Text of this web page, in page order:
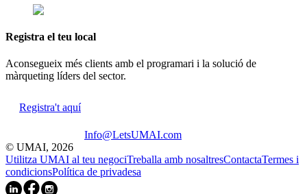
Registra el teu local
Aconsegueix més clients amb el programari i la solució de
màrqueting líders del sector.
Registra't aquí
Info@LetsUMAI.com
© UMAI, 2026
Utilitza UMAI al teu negociTreballa amb nosaltresContactaTermes i
condicionsPolítica de privadesa